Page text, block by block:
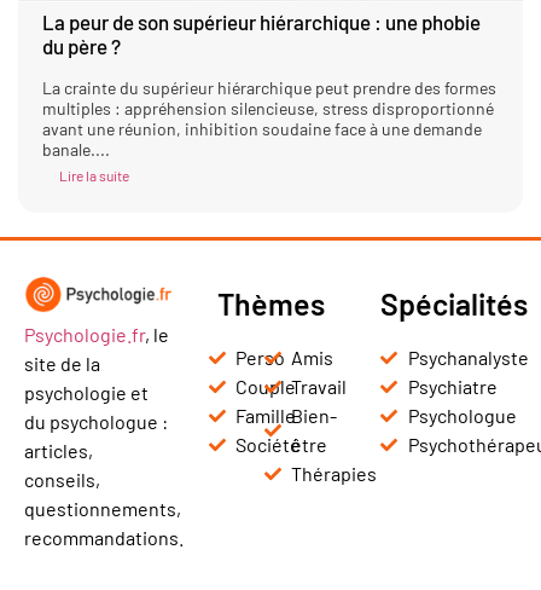
La peur de son supérieur hiérarchique : une phobie
du père ?
La crainte du supérieur hiérarchique peut prendre des formes
multiples : appréhension silencieuse, stress disproportionné
avant une réunion, inhibition soudaine face à une demande
banale....
Lire la suite
Psychologie.fr, le
site de la
psychologie et
du psychologue :
articles,
conseils,
questionnements,
recommandations.
Thèmes
Perso
Couple
Famille
Société
Amis
Travail
Bien-
être
Thérapies
Spécialités
Psychanalyste
Psychiatre
Psychologue